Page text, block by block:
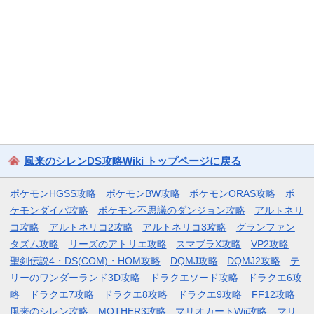
風来のシレンDS攻略Wiki トップページに戻る
ポケモンHGSS攻略 ポケモンBW攻略 ポケモンORAS攻略
ポ
ケモンダイパ攻略
ポケモン不思議のダンジョン攻略
アルトネリ
コ攻略
アルトネリコ2攻略 アルトネリコ3攻略
グランファン
タズム攻略
リーズのアトリエ攻略 スマブラX攻略
VP2攻略
聖剣伝説4・DS(COM)・HOM攻略
DQMJ攻略 DQMJ2攻略
テ
リーのワンダーランド3D攻略
ドラクエソード攻略
ドラクエ6攻
略
ドラクエ7攻略 ドラクエ8攻略 ドラクエ9攻略
FF12攻略
風来のシレン攻略
MOTHER3攻略 マリオカートWii攻略 マリ